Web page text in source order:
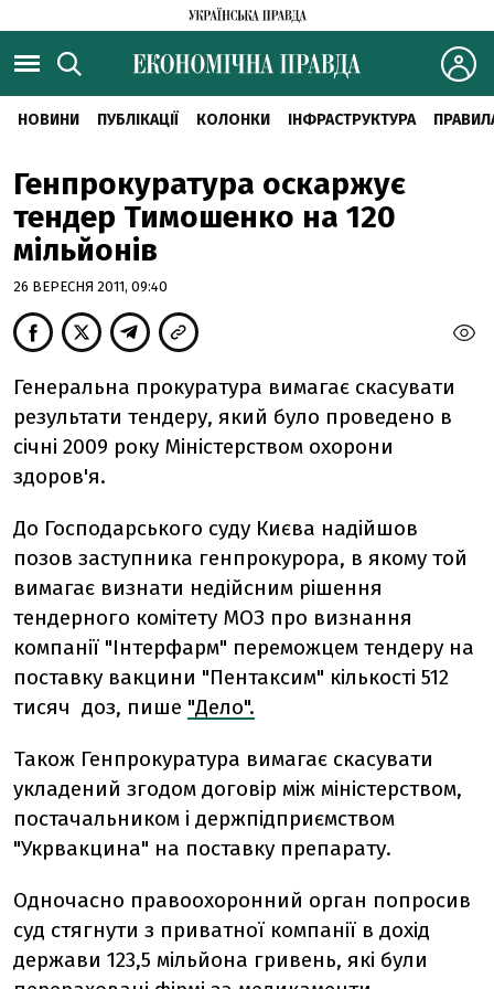
НОВИНИ ПУБЛІКАЦІЇ КОЛОНКИ ІНФРАСТРУКТУРА
Генпрокуратура оскаржує
тендер Тимошенко на 120
мільйонів
26 ВЕРЕСНЯ 2011, 09:40
Генеральна прокуратура вимагає скасувати
результати тендеру, який було проведено в
січні 2009 року Міністерством охорони
здоров'я.
До Господарського суду Києва надійшов
позов заступника генпрокурора, в якому той
вимагає визнати недійсним рішення
тендерного комітету МОЗ про визнання
компанії "Інтерфарм" переможцем тендеру на
поставку вакцини "Пентаксим" кількості 512
тисяч доз, пише "Дело".
Також Генпрокуратура вимагає скасувати
укладений згодом договір між міністерством,
постачальником і держпідприємством
"Укрвакцина" на поставку препарату.
Одночасно правоохоронний орган попросив
суд стягнути з приватної компанії в дохід
держави 123,5 мільйона гривень, які були